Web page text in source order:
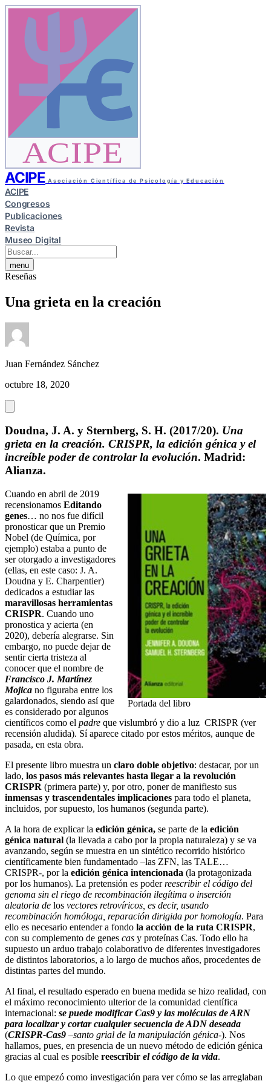
ACIPE
ACIPE Asociación Científica de Psicología y Educación
ACIPE
Congresos
Publicaciones
Revista
Museo Digital
menu
Reseñas
Una grieta en la creación
Juan Fernández Sánchez
octubre 18, 2020
Doudna, J. A. y Sternberg, S. H. (2017/20). Una
grieta en la creación. CRISPR, la edición génica y el
increíble poder de controlar la evolución. Madrid:
Alianza.
Portada del libro
Cuando en abril de 2019
recensionamos Editando
genes… no nos fue difícil
pronosticar que un Premio
Nobel (de Química, por
ejemplo) estaba a punto de
ser otorgado a investigadores
(ellas, en este caso: J. A.
Doudna y E. Charpentier)
dedicados a estudiar las
maravillosas herramientas
CRISPR. Cuando uno
pronostica y acierta (en
2020), debería alegrarse. Sin
embargo, no puede dejar de
sentir cierta tristeza al
conocer que el nombre de
Francisco J. Martínez
Mojica no figuraba entre los
galardonados, siendo así que
es considerado por algunos
científicos como el padre que vislumbró y dio a luz CRISPR (ver
recensión aludida). Sí aparece citado por estos méritos, aunque de
pasada, en esta obra.
El presente libro muestra un claro doble objetivo: destacar, por un
lado, los pasos más relevantes hasta llegar a la revolución
CRISPR (primera parte) y, por otro, poner de manifiesto sus
inmensas y trascendentales implicaciones para todo el planeta,
incluidos, por supuesto, los humanos (segunda parte).
A la hora de explicar la edición génica, se parte de la edición
génica natural (la llevada a cabo por la propia naturaleza) y se va
avanzando, según se muestra en un sintético recorrido histórico
científicamente bien fundamentado –las ZFN, las TALE…
CRISPR-, por la edición génica intencionada (la protagonizada
por los humanos). La pretensión es poderreescribir el código del
genoma sin el riego de recombinación ilegítima o inserción
aleatoria de los vectores retrovíricos, es decir, usando
recombinación homóloga, reparación dirigida por homología. Para
ello es necesario entender a fondo la acción de la ruta CRISPR,
con su complemento de genes cas y proteínas Cas. Todo ello ha
supuesto un arduo trabajo colaborativo de diferentes investigadores
de distintos laboratorios, a lo largo de muchos años, procedentes de
distintas partes del mundo.
Al final, el resultado esperado en buena medida se hizo realidad, con
el máximo reconocimiento ulterior de la comunidad científica
internacional: se puede modificar Cas9 y las moléculas de ARN
para localizar y cortar cualquier secuencia de ADN deseada
(CRISPR-Cas9 –santo grial de la manipulación génica-). Nos
hallamos, pues, en presencia de un nuevo método de edición génica
gracias al cual es posible reescribir el código de la vida.
Lo que empezó como investigación para ver cómo se las arreglaban